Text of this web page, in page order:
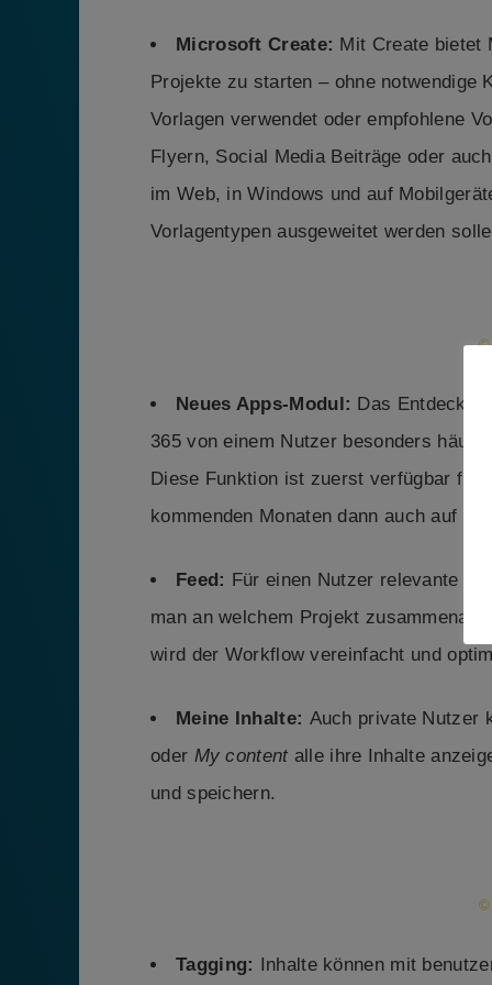
Microsoft Create: Mit Create bietet
Projekte zu starten – ohne notwendige
Vorlagen verwendet oder empfohlene
Flyern, Social Media Beiträge oder
im Web, in Windows und auf
Vorlagentypen ausgeweitet werden
©
Neues Apps-Modul: Das
365 von einem Nutzer besonders
Diese Funktion ist zuerst verfügbar für
kommenden Monaten dann auch auf
Feed: Für einen Nutzer relevante
man an welchem Projekt
wird der Workflow vereinfacht und
Meine Inhalte: Auch private Nutzer
oder My content alle ihre Inhalte
und speichern.
©
Tagging:
Inhalte können mit